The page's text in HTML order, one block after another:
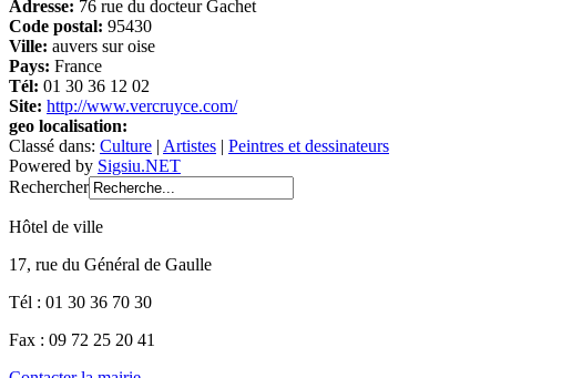
Adresse: 76 rue du docteur Gachet
Code postal: 95430
Ville: auvers sur oise
Pays: France
Tél: 01 30 36 12 02
Site: http://www.vercruyce.com/
geo localisation:
Classé dans: Culture | Artistes | Peintres et dessinateurs
Powered by Sigsiu.NET
Rechercher
Hôtel de ville
17, rue du Général de Gaulle
Tél : 01 30 36 70 30
Fax : 09 72 25 20 41